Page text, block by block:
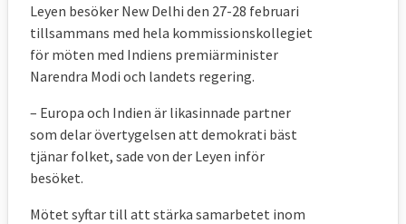
Leyen besöker New Delhi den 27-28 februari
tillsammans med hela kommissionskollegiet
för möten med Indiens premiärminister
Narendra Modi och landets regering.
– Europa och Indien är likasinnade partner
som delar övertygelsen att demokrati bäst
tjänar folket, sade von der Leyen inför
besöket.
Mötet syftar till att stärka samarbetet inom